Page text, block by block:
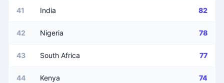
41 India 82
42 Nigeria 78
43 South Africa 77
44 Kenya 74